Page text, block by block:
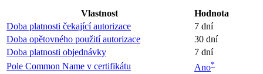
Vlastnost
Hodnota
Doba platnosti čekající autorizace
7 dní
Doba opětovného použití autorizace
30 dní
Doba platnosti objednávky
7 dní
Pole Common Name v certifikátu
Ano*